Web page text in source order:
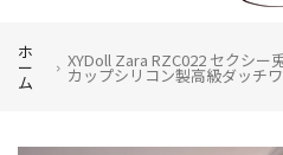
ホ
ー
ム
XYDoll Zara RZC022 セクシー
カップシリコン製高級ダッチ